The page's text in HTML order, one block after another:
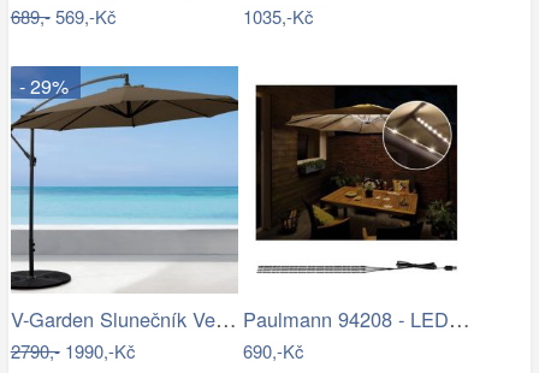
689,-569,-Kč 1035,-Kč
- 29%
V-Garden Slunečník VeGA 301
2790,-1990,-Kč
Paulmann 94208 - LED/1,8W Osvětlení…
690,-Kč